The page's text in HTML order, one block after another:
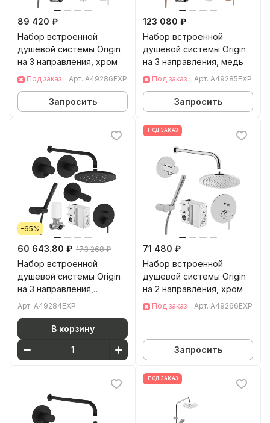
89 420 ₽
Набор встроенной
душевой системы Origin
на 3 направления, хром
Под заказ Арт. A49286EXP
Запросить
123 080 ₽
Набор встроенной
душевой системы Origin
на 3 направления, медь
Под заказ Арт. A49285EXP
Запросить
-65%
60 643.80 ₽ 173 268 ₽
Набор встроенной
душевой системы Origin
на 3 направления,
матовый черный
Арт. A49284EXP
В корзину
ПОД ЗАКАЗ
71 480 ₽
Набор встроенной
душевой системы Origin
на 2 направления, хром
Под заказ Арт. A49266EXP
Запросить
ПОД ЗАКАЗ